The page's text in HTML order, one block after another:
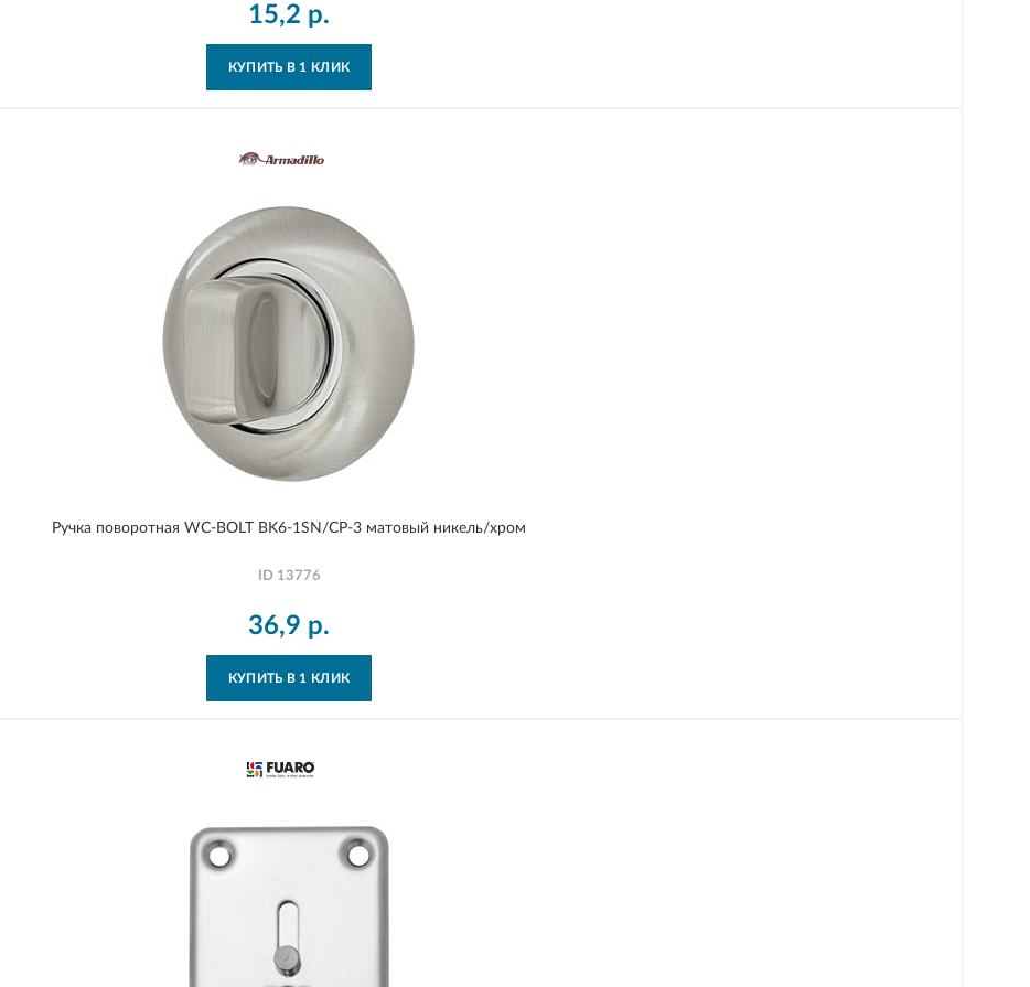
15,2 р.
КУПИТЬ В 1 КЛИК
Ручка поворотная WC-BOLT BK6-1SN/CP-3 матовый никель/хром
ID 13776
36,9 р.
КУПИТЬ В 1 КЛИК